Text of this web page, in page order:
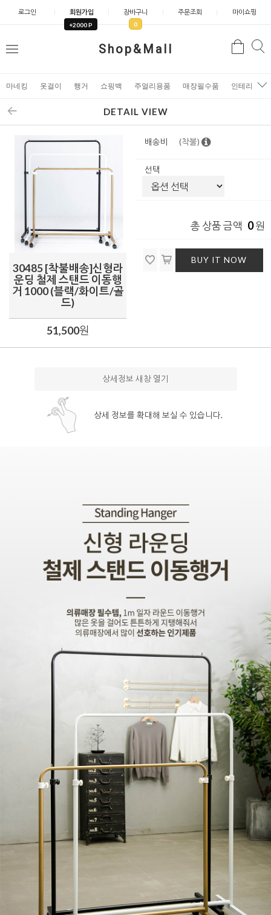
로그인 회원가입
+2000 P
장바구니
0
주문조회 마이쇼핑
Shop&Mall
메
검
마네킹 옷걸이 행거 쇼핑백 주얼리용품 매장필수품 인테리어소
DETAIL VIEW
30485 [착불배송]신형라
운딩 철제 스탠드 이동행
거 1000 (블랙/화이트/골
드)
51,500원
배송비 (착불)
선택
총 상품 금액 0원
BUY IT NOW
상세정보 새창 열기
상세 정보를 확대해 보실 수 있습니다.